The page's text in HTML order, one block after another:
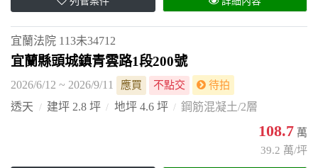
宜蘭法院 113未34712
宜蘭縣頭城鎮青雲路1段200號
2026/6/12 ~ 2026/9/11 應買 不點交 待拍
透天 建坪 2.8 坪 地坪 4.6 坪 鋼筋混凝土/2層
108.7 萬
39.2 萬/坪